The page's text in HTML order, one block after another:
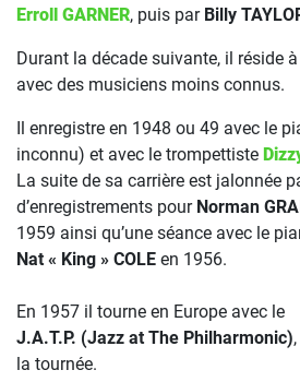
Erroll GARNER, puis par Billy
Durant la décade suivante, il réside
avec des musiciens moins connus.
Il enregistre en 1948 ou 49 avec le
inconnu) et avec le trompettiste
La suite de sa carrière est jalonnée
d’enregistrements pour Norman
1959 ainsi qu’une séance avec le
Nat « King » COLE en 1956.
En 1957 il tourne en Europe avec le
J.A.T.P. (Jazz at The Philharmonic)
la tournée.